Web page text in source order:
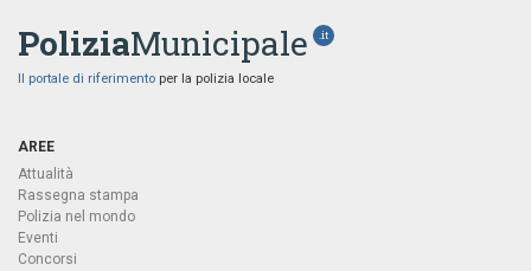
PoliziaMunicipale .it
Il portale di riferimento per la polizia locale
AREE
Attualità
Rassegna stampa
Polizia nel mondo
Eventi
Concorsi